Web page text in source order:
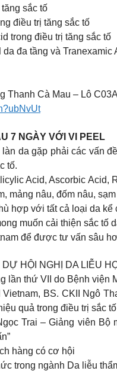
sắc tố
điều trị tăng sắc tố
trong điều trị tăng sắc tố
đa tầng và Tranexamic
Cà Mau – Lô
7 NGÀY VỚI VI PEEL
da gặp phải các vấn
tố.
Acid, Ascorbic
mảng nâu, đốm nâu,
hợp với tất cả loại da kể
muốn cải thiện sắc
để được tư vấn sâu
HỘI NGHỊ DA LIỄU
lần thứ VII do Bệnh viện
BS. CKII Ngô
quả trong điều trị sắc tố
Trai – Giảng viên
hàng có cơ hội
trong ngành Da liễu